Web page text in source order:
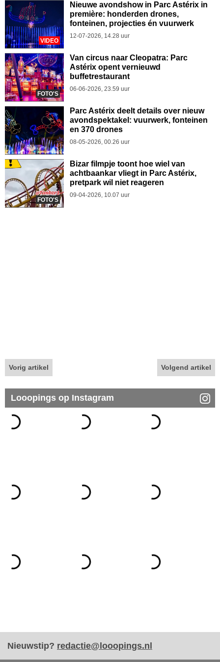
VIDEO
Nieuwe avondshow in Parc Astérix in
première: honderden drones,
fonteinen, projecties én vuurwerk
12-07-2026, 14.28 uur
FOTO'S
Van circus naar Cleopatra: Parc
Astérix opent vernieuwd
buffetrestaurant
06-06-2026, 23.59 uur
Parc Astérix deelt details over nieuw
avondspektakel: vuurwerk, fonteinen
en 370 drones
08-05-2026, 00.26 uur
FOTO'S
Bizar filmpje toont hoe wiel van
achtbaankar vliegt in Parc Astérix,
pretpark wil niet reageren
09-04-2026, 10.07 uur
Vorig artikel Volgend artikel
Looopings op Instagram
Nieuwstip? redactie@looopings.nl